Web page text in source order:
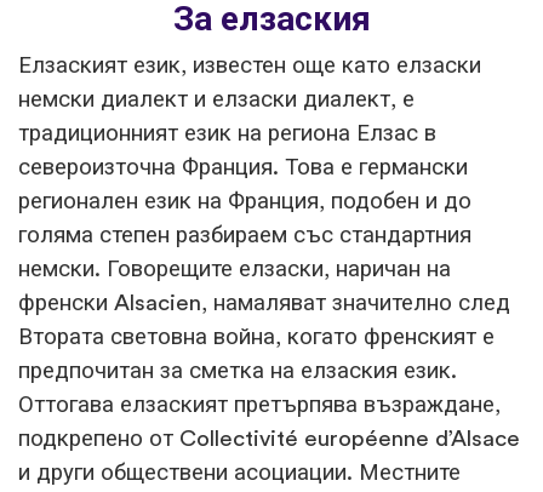
За елзаския
Елзаският език, известен още като елзаски
немски диалект и елзаски диалект, е
традиционният език на региона Елзас в
североизточна Франция. Това е германски
регионален език на Франция, подобен и до
голяма степен разбираем със стандартния
немски. Говорещите елзаски, наричан на
френски Alsacien, намаляват значително след
Втората световна война, когато френският е
предпочитан за сметка на елзаския език.
Оттогава елзаският претърпява възраждане,
подкрепено от Collectivité européenne d’Alsace
и други обществени асоциации. Местните